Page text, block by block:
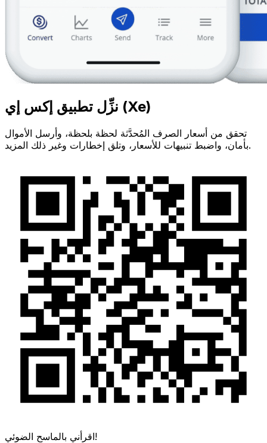
نزِّل تطبيق إكس إي (Xe)
تحقق من أسعار الصرف المُحدَّثة لحظة بلحظة، وأرسل الأموال
بأمان، واضبط تنبيهات للأسعار، وتلق إخطارات وغير ذلك المزيد.
اقرأني بالماسح الضوئي!